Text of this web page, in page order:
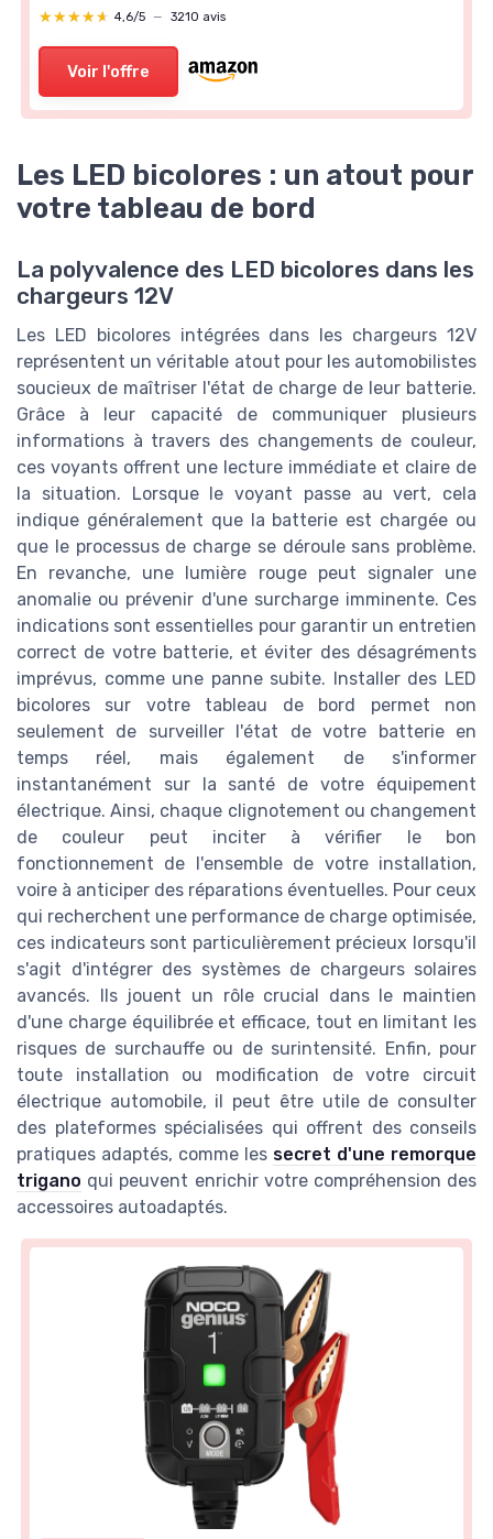
★★★★★
★★★★★ 4,6/5 — 3210 avis
Voir l'offre
Les LED bicolores : un atout pour
votre tableau de bord
La polyvalence des LED bicolores dans les
chargeurs 12V
Les LED bicolores intégrées dans les chargeurs 12V
représentent un véritable atout pour les automobilistes
soucieux de maîtriser l'état de charge de leur batterie.
Grâce à leur capacité de communiquer plusieurs
informations à travers des changements de couleur,
ces voyants offrent une lecture immédiate et claire de
la situation. Lorsque le voyant passe au vert, cela
indique généralement que la batterie est chargée ou
que le processus de charge se déroule sans problème.
En revanche, une lumière rouge peut signaler une
anomalie ou prévenir d'une surcharge imminente. Ces
indications sont essentielles pour garantir un entretien
correct de votre batterie, et éviter des désagréments
imprévus, comme une panne subite. Installer des LED
bicolores sur votre tableau de bord permet non
seulement de surveiller l'état de votre batterie en
temps réel, mais également de s'informer
instantanément sur la santé de votre équipement
électrique. Ainsi, chaque clignotement ou changement
de couleur peut inciter à vérifier le bon
fonctionnement de l'ensemble de votre installation,
voire à anticiper des réparations éventuelles. Pour ceux
qui recherchent une performance de charge optimisée,
ces indicateurs sont particulièrement précieux lorsqu'il
s'agit d'intégrer des systèmes de chargeurs solaires
avancés. Ils jouent un rôle crucial dans le maintien
d'une charge équilibrée et efficace, tout en limitant les
risques de surchauffe ou de surintensité. Enfin, pour
toute installation ou modification de votre circuit
électrique automobile, il peut être utile de consulter
des plateformes spécialisées qui offrent des conseils
pratiques adaptés, comme les secret d'une remorque
trigano qui peuvent enrichir votre compréhension des
accessoires autoadaptés.